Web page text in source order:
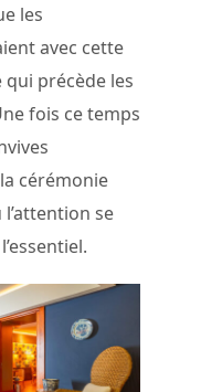
les
avec cette
précède les
fois ce temps
cérémonie
se